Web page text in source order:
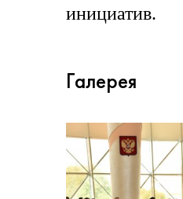
инициатив.
Галерея